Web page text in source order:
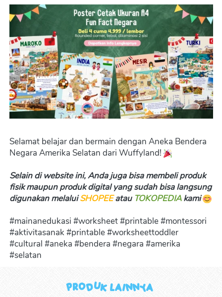
Selamat belajar dan bermain dengan Aneka Bendera
Negara Amerika Selatan dari Wuffyland!
Selain di website ini, Anda juga bisa membeli produk
fisik maupun produk digital yang sudah bisa langsung
digunakan melalui SHOPEE atau TOKOPEDIA kami
#mainanedukasi #worksheet #printable #montessori
#aktivitasanak #printable #worksheettoddler
#cultural #aneka #bendera #negara #amerika
#selatan
Produk Lainnya